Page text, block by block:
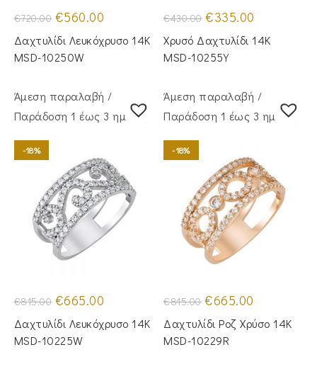
€720.00 Original
price
was:
€720.00.
€560.00
είναι:
Δαχτυλίδι Λευκόχρυσο 14Κ
MSD-10250W
€430.00 Original
price
€430.00.
€335.00
τιμή
είναι:
Χρυσό Δαχτυλίδι 14K
MSD-10255Y
Άμεση παραλαβή /
Παράδoση 1 έως 3 ημέρες
-18%
€815.00 Original
price
was:
€815.00.
€665.00
είναι:
Δαχτυλίδι Λευκόχρυσο 14Κ
MSD-10225W
Άμεση παραλαβή /
Παράδoση 1 έως 3 ημέρες
-18%
€815.00 Original
price
was:
€815.00.
€665.00
τιμή
είναι:
Δαχτυλίδι Ροζ Χρύσο 14Κ
MSD-10229R